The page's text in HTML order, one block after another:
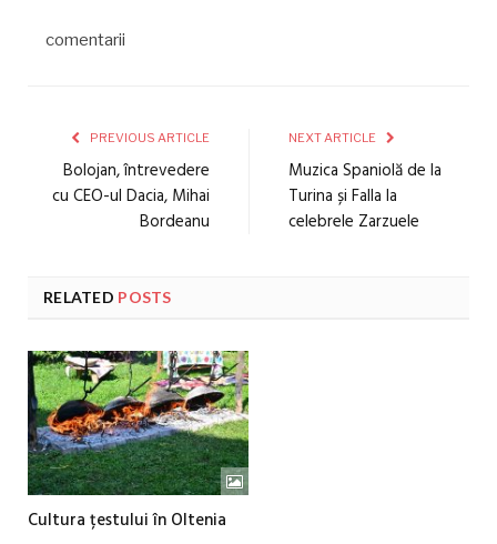
comentarii
PREVIOUS ARTICLE
Bolojan, întrevedere
cu CEO-ul Dacia, Mihai
Bordeanu
NEXT ARTICLE
Muzica Spaniolă de la
Turina și Falla la
celebrele Zarzuele
RELATED POSTS
Cultura țestului în Oltenia